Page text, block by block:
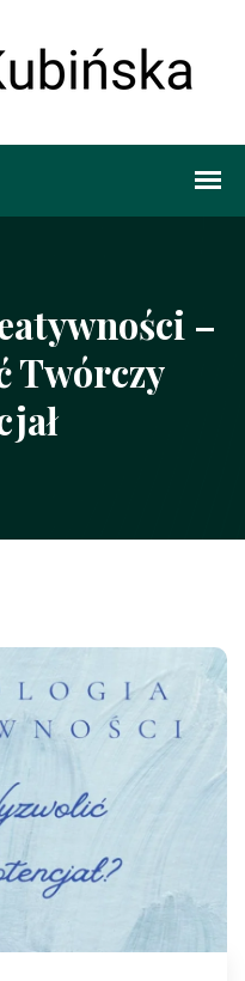
–
Twórczy